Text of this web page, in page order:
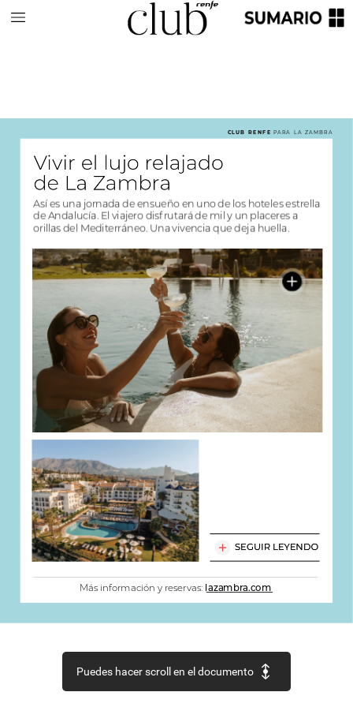
Vivir el lujo relajado
de La Zambra
Asíes una jornada de ensueñoen unode los hotelesestrella
deAndalucía. El viajerodisfrutaráde mil y un placeres a
orillasdel Mediterráneo. Unavivencia que deja huella.
CLUB RENFE PARA LA ZAMBRA
SEGUIR LEYENDO
Más información y reservas: lazambra.com
Puedes hacer scroll en el documento